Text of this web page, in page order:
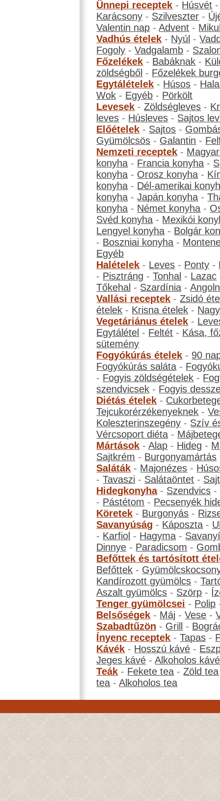
Ünnepi receptek - Húsvét
Karácsony - Szilveszter -
Valentin nap -Advent -
Vadhús ételek - Nyúl -
Fogoly -Vadgalamb -
Főzelékek - Babáknak -
zöldségből - Főzelékek
Egytálételek - Húsos -
Wok - Egyéb - Pörkölt
Levesek -Zöldségleves -
leves - Húsleves - Sajtos
Előételek - Sajtos -
Gyümölcsös - Galantin -
Nemzeti receptek -
konyha - Francia konyha -
konyha - Orosz konyha -
konyha - Dél-amerikai
konyha -Japán konyha -
konyha - Német konyha -
Svéd konyha - Mexikói
Lengyel konyha - Bolgár
- Boszniai konyha -
Egyéb
Halételek - Leves - Ponty -
- Pisztráng -Tonhal - Lazac
Tőkehal - Szardínia -
Vallási receptek -Zsidó
ételek - Krisna ételek -
Vegetáriánus ételek -
Egytálétel - Feltét - Kása,
sütemény
Fogyókúrás ételek - 90
Fogyókúrás saláta -
- Fogyis zöldségételek -
szendvicsek - Fogyis
Diétás ételek -
Tejcukorérzékenyeknek -
Koleszterinszegény - Szív
Vércsoport diéta -
Mártások -Alap - Hideg -
Sajtkrém - Burgonyamártás
Saláták - Majonézes -
-Tavaszi - Salátaöntet -
Hidegkonyha- Szendvics -
- Pástétom - Pecsenyék
Köretek - Burgonyás -
Savanyúság - Káposzta -
- Karfiol - Hagyma -
Dinnye - Paradicsom -
Befőttek és tartósított
Befőttek -
Kandírozott gyümölcs -
Aszalt gyümölcs - Szörp -
Tenger gyümölcsei - Polip
Belsőségek - Máj -Vese -
Szabadtűzön - Grill -
Ínyenc receptek -Tapas -
Kávék - Hosszú kávé -
Jeges kávé -Alkoholos kávé
Teák - Fekete tea -Zöld tea
tea -Alkoholos tea